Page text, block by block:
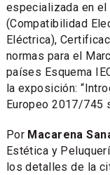
especializada en
(Compatibilidad
Eléctrica),
normas para el
países Esquema
la exposición:
Europeo 2017/745
Por Macarena
Estética y
los detalles de la